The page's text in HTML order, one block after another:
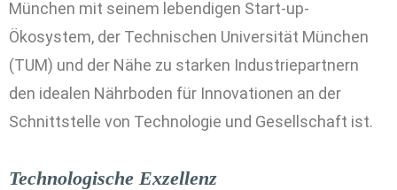
München mit seinem lebendigen Start-up-
Ökosystem, der Technischen Universität München
(TUM) und der Nähe zu starken Industriepartnern
den idealen Nährboden für Innovationen an der
Schnittstelle von Technologie und Gesellschaft ist.
Technologische Exzellenz